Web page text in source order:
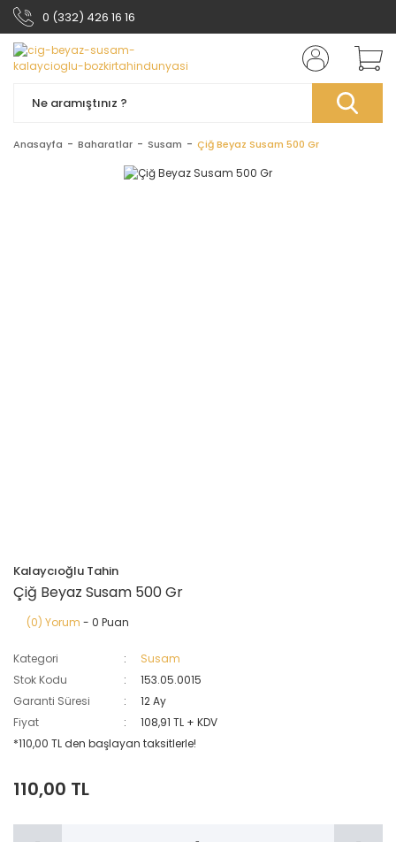
0 (332) 426 16 16
Anasayfa Baharatlar Susam Çiğ Beyaz Susam 500 Gr
Kalaycıoğlu Tahin
Çiğ Beyaz Susam 500 Gr
(0) Yorum - 0 Puan
Kategori
Susam
Stok Kodu
153.05.0015
Garanti Süresi
12 Ay
Fiyat
108,91 TL + KDV
*110,00 TL den başlayan taksitlerle!
110,00 TL